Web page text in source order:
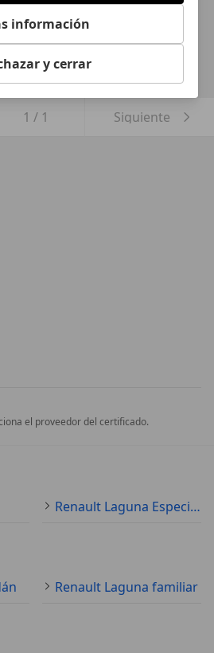
búsqueda
1 / 1 Siguiente
el proveedor del certificado.
Renault Laguna Especificaciones técnicas
Renault Laguna familiar
información
y cerrar